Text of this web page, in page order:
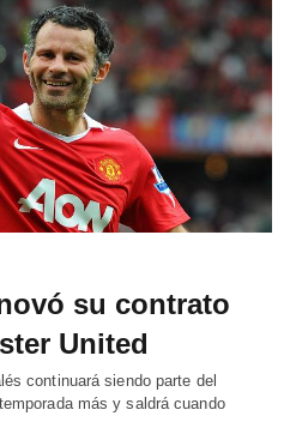
su contrato
United
continuará siendo parte del
más y saldrá cuando